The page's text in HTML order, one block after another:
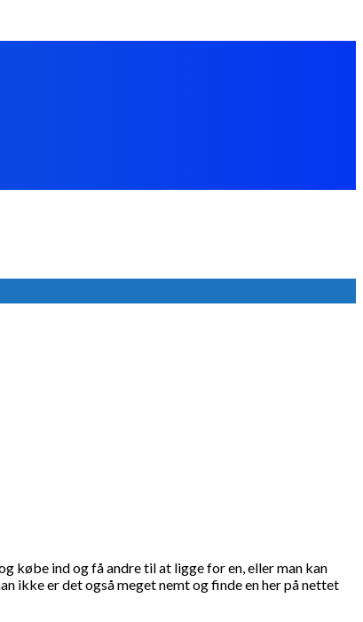
købe ind og få andre til at ligge for en, eller man kan
ikke er det også meget nemt og finde en her på nettet